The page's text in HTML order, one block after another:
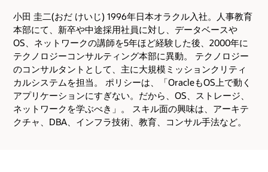
小田 圭二(おだ けいじ) 1996年日本オラクル入社。人事教育
本部にて、新卒や中途採用社員に対し、データベースや
OS、ネットワークの講師を5年ほど経験した後、2000年に
テクノロジーコンサルティング本部に異動。 テクノロジー
のコンサルタントとして、主に大規模ミッションクリティ
カルシステムを担当。 ポリシーは、「OracleもOS上で動く
アプリケーションにすぎない。だから、OS、ストレージ、
ネットワークを学ぶべき」。 スキル面の興味は、アーキテ
クチャ、DBA、インフラ技術、教育、コンサル手法など。